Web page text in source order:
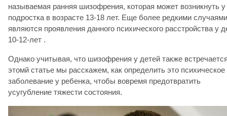
называемая ранняя шизофрения, которая может возникнуть у
подростка в возрасте 13-18 лет. Еще более редкими случаями
являются проявления данного психического расстройства у
10-12-лет .
Однако учитывая, что шизофрения у детей также
этомй статье мы расскажем, как определить это психическое
заболевание у ребенка, чтобы вовремя предотвратить
усугубление тяжести состояния.